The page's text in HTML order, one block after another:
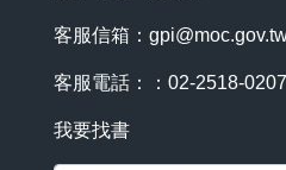
客服信箱：
客服電話：：02-2518-
我要找書